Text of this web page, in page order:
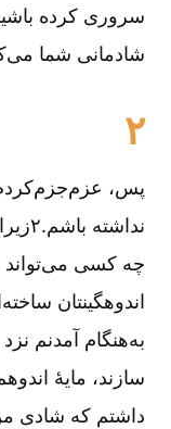
سروری کرده
شادمانی شما
۲
پس، عزم‌جزم‌کردم
چه کسی
به‌هنگام آمدنم
سازند، مایۀ